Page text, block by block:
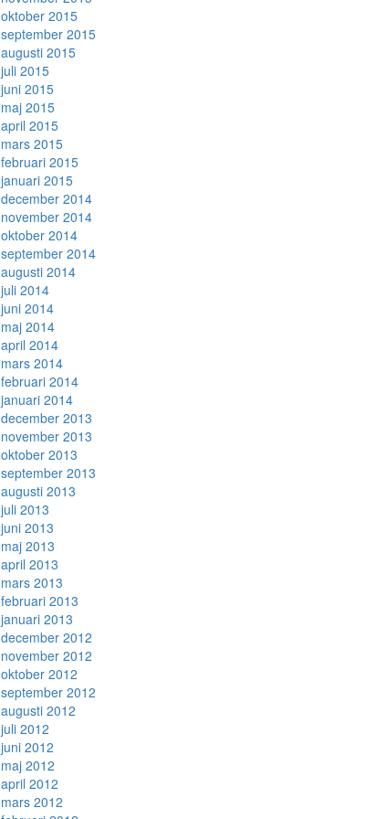
oktober 2015
september 2015
augusti 2015
juli 2015
juni 2015
maj 2015
april 2015
mars 2015
februari 2015
januari 2015
december 2014
november 2014
oktober 2014
september 2014
augusti 2014
juli 2014
juni 2014
maj 2014
april 2014
mars 2014
februari 2014
januari 2014
december 2013
november 2013
oktober 2013
september 2013
augusti 2013
juli 2013
juni 2013
maj 2013
april 2013
mars 2013
februari 2013
januari 2013
december 2012
november 2012
oktober 2012
september 2012
augusti 2012
juli 2012
juni 2012
maj 2012
april 2012
mars 2012